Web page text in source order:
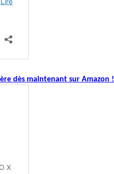
dès maintenant sur Amazon !